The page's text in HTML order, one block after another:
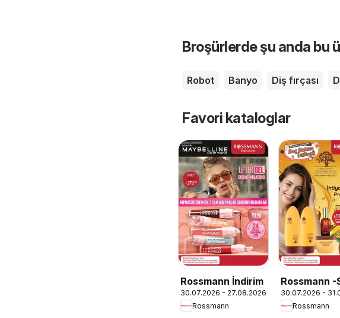
Broşürlerde şu anda bu
Robot Banyo Diş fırçası
Favori kataloglar
Rossmann İndirim
30.07.2026 - 27.08.2026
Rossmann
Rossmann -
Bakım
Kataloğu
30.07.2026 -
Rossmann